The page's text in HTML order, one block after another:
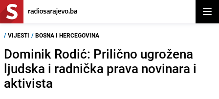
/ VIJESTI / BOSNA I HERCEGOVINA
Dominik Rodić: Prilično ugrožena
ljudska i radnička prava novinara i
aktivista